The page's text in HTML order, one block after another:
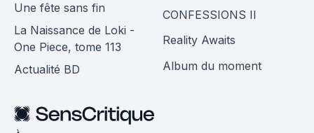
Une fête sans fin
La Naissance de Loki -
One Piece, tome 113
Actualité BD
CONFESSIONS II
Reality Awaits
Album du moment